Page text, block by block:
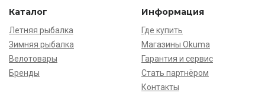
Каталог
Летняя рыбалка
Зимняя рыбалка
Велотовары
Бренды
Информация
Где купить
Магазины Okuma
Гарантия и сервис
Стать партнёром
Контакты